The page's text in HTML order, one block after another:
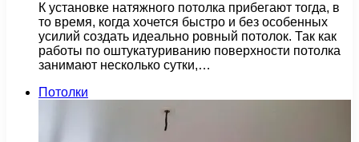
К установке натяжного потолка прибегают тогда, в
то время, когда хочется быстро и без особенных
усилий создать идеально ровный потолок. Так как
работы по оштукатуриванию поверхности потолка
занимают несколько сутки,…
Потолки